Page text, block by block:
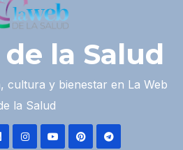
la Salud
cultura y bienestar en La Web
la Salud